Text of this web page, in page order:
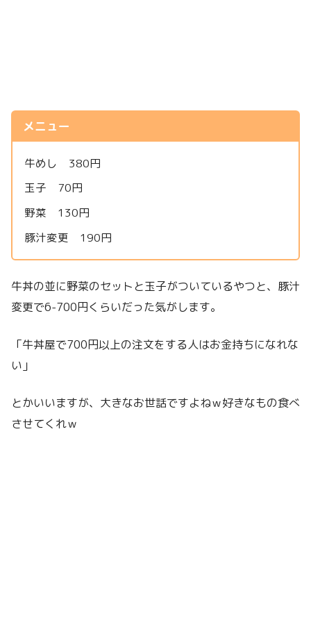
メニュー
牛めし 380円
玉子 70円
野菜 130円
豚汁変更 190円
牛丼の並に野菜のセットと玉子がついているやつと、豚汁
変更で6-700円くらいだった気がします。
「牛丼屋で700円以上の注文をする人はお金持ちになれな
い」
とかいいますが、大きなお世話ですよねｗ好きなもの食べ
させてくれｗ